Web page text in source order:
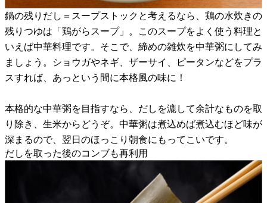
鍋の残りだし＝スープストックと考えるなら、鶏の水炊きの
残りつゆは「鶏がらスープ」。このスープをよく使う料理と
いえば中華料理です。そこで、締めの雑炊を中華粥にしてみ
ましょう。ショウガやネギ、ザーサイ、ピータンなどをプラ
スすれば、あっという間に本格風の味に！
本格的な中華粥を目指すなら、だしを漉して余計なものを取
り除き、生米からどうぞ。中華粥は煮込めば煮込むほど味が
深まるので、翌日のほっこり朝食にもってこいです。
だしを取った後のコンブも再利用